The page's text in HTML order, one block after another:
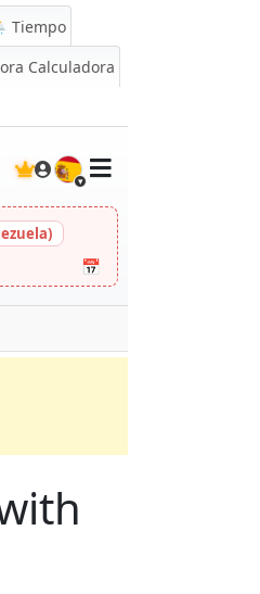
Tiempo
Calculadora
🇪🇸
📅